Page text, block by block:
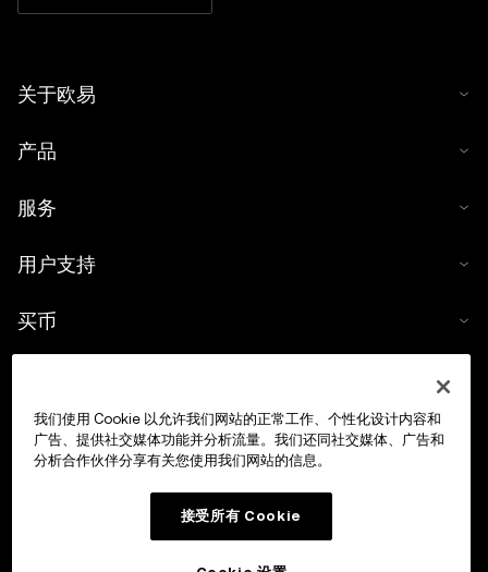
关于欧易
产品
服务
用户支持
买币
交易
我们使用 Cookie 以允许我们网站的正常工作、个性化设计内容和
广告、提供社交媒体功能并分析流量。我们还同社交媒体、广告和
分析合作伙伴分享有关您使用我们网站的信息。
接受所有 Cookie